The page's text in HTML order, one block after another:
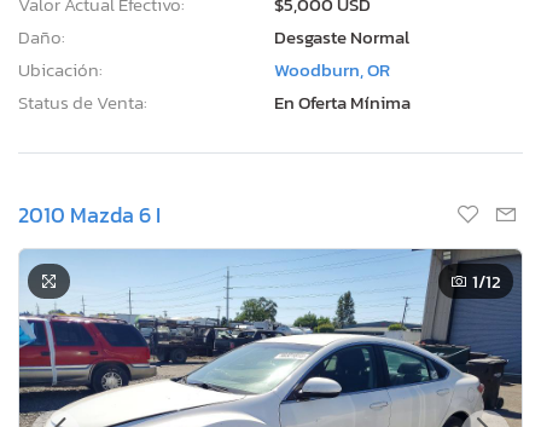
Daño:
Desgaste Normal
Ubicación:
Woodburn, OR
Status de Venta:
En Oferta Mínima
2010 Mazda 6 I
1/12